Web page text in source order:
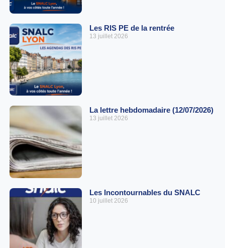
Les RIS PE de la rentrée
13 juillet 2026
La lettre hebdomadaire (12/07/2026)
13 juillet 2026
Les Incontournables du SNALC
10 juillet 2026